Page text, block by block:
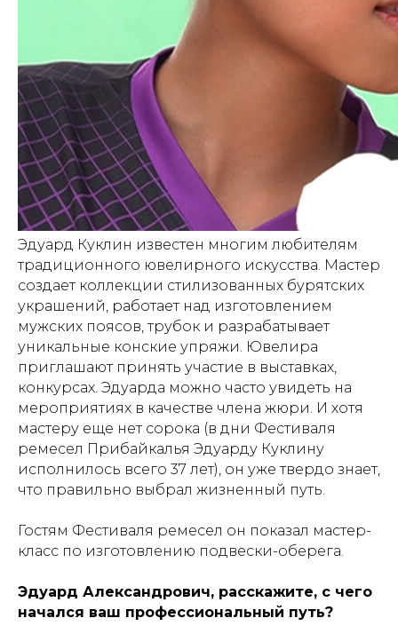
Эдуард Куклин известен многим любителям
традиционного ювелирного искусства. Мастер
создает коллекции стилизованных бурятских
украшений, работает над изготовлением
мужских поясов, трубок и разрабатывает
уникальные конские упряжи. Ювелира
приглашают принять участие в выставках,
конкурсах. Эдуарда можно часто увидеть на
мероприятиях в качестве члена жюри. И хотя
мастеру еще нет сорока (в дни Фестиваля
ремесел Прибайкалья Эдуарду Куклину
исполнилось всего 37 лет), он уже твердо знает,
что правильно выбрал жизненный путь.
Гостям Фестиваля ремесел он показал мастер-
класс по изготовлению подвески-оберега.
Эдуард Александрович, расскажите, с чего
начался ваш профессиональный путь?